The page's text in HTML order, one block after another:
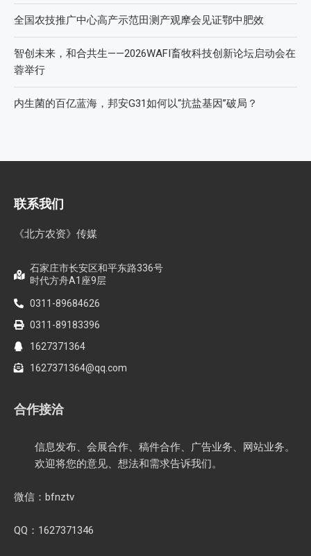
全国农技推广中心高产示范田测产观摩会见证鄂中肥效
智创未来，和合共生——2026WAFI畜牧科技创新论坛启动会在
蓉举行
内生菌的百亿蓝海，邦安G31如何以“抗盐基因”破局？
联系我们
《北方农资》传媒
石家庄市长安区和平东路336号
时代方舟A1座9层
0311-89684626
0311-89183396
1627371364
1627371364@qq.com
合作接洽
信息发布、会展合作、稿件合作、广告业务、网站业务。
欢迎将您的意见、想法和需求告诉我们。
微信：bfnztv
QQ：1627371346